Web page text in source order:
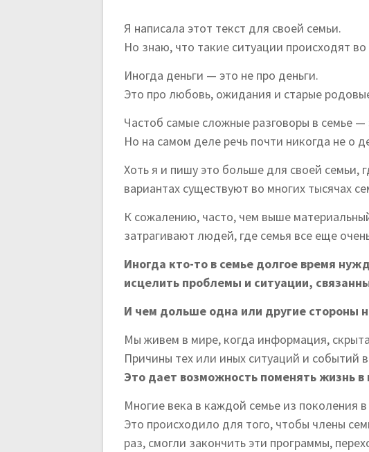
Я написала этот текст для своей семьи.
Но знаю, что такие ситуации происходят во
Иногда деньги — это не про деньги.
Это про любовь, ожидания и старые
Частоб самые сложные разговоры в семье —
Но на самом деле речь почти никогда не о
Хоть я и пишу это больше для своей семьи,
вариантах существуют во многих тысячах
К сожалению, часто, чем выше
затрагивают людей, где семья все еще
Иногда кто-то в семье долгое время
исцелить проблемы и ситуации,
И чем дольше одна или другие стороны
Мы живем в мире, когда информация,
Причины тех или иных ситуаций и событий
Это дает возможность поменять жизнь
Многие века в каждой семье из поколения
Это происходило для того, чтобы члены
раз, смогли закончить эти программы,